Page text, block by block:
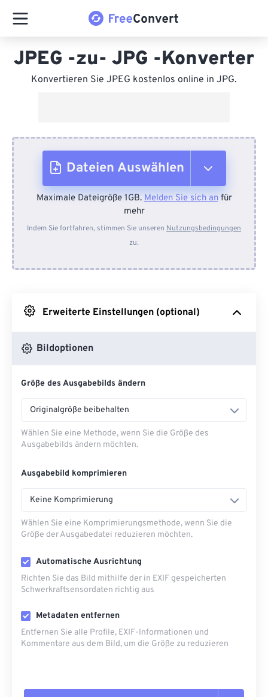
JPEG -zu- JPG -Konverter
Konvertieren Sie JPEG kostenlos online in JPG.
Dateien Auswählen
Vom Gerät
Von Dropbox
Maximale Dateigröße 1GB.Melden Sie sich anfür
mehr
Indem Sie fortfahren, stimmen Sie unseren Nutzungsbedingungen
zu.
Erweiterte Einstellungen (optional)
Bildoptionen
Größe des Ausgabebilds ändern
Originalgröße beibehalten
Wählen Sie eine Methode, wenn Sie die Größe des
Ausgabebilds ändern möchten.
Ausgabebild komprimieren
Keine Komprimierung
Wählen Sie eine Komprimierungsmethode, wenn Sie die
Größe der Ausgabedatei reduzieren möchten.
Automatische Ausrichtung
Richten Sie das Bild mithilfe der in EXIF ​​gespeicherten
Schwerkraftsensordaten richtig aus
Metadaten entfernen
Entfernen Sie alle Profile, EXIF-Informationen und
Kommentare aus dem Bild, um die Größe zu reduzieren